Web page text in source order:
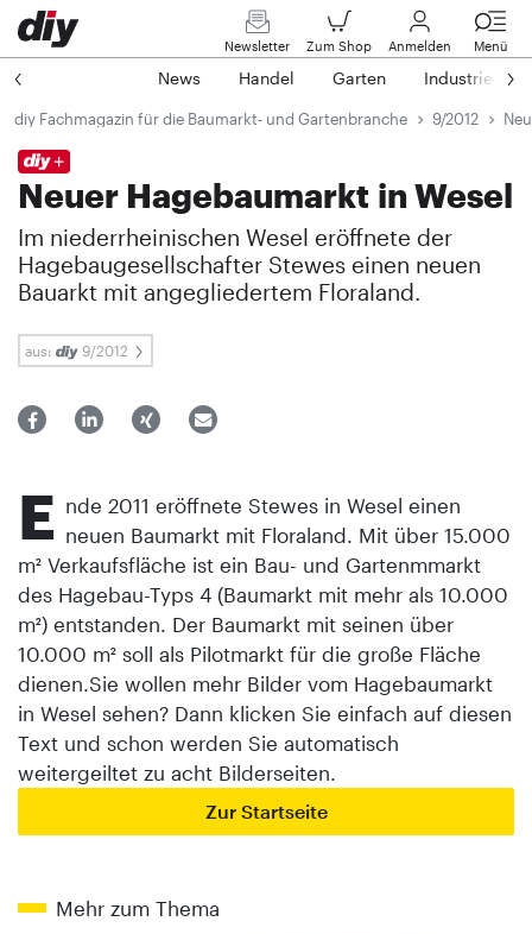
Newsletter Zum Shop Anmelden Menü
News Handel Garten Industrie
diy Fachmagazin für die Baumarkt- und Gartenbranche 9/2012
Neuer Hagebaumarkt in Wesel
Im niederrheinischen Wesel eröffnete der
Hagebaugesellschafter Stewes einen neuen
Bauarkt mit angegliedertem Floraland.
aus: 9/2012
E nde 2011 eröffnete Stewes in Wesel einen
neuen Baumarkt mit Floraland. Mit über 15.000
m² Verkaufsfläche ist ein Bau- und Gartenmmarkt
des Hagebau-Typs 4 (Baumarkt mit mehr als 10.000
m²) entstanden. Der Baumarkt mit seinen über
10.000 m² soll als Pilotmarkt für die große Fläche
dienen.Sie wollen mehr Bilder vom Hagebaumarkt
in Wesel sehen? Dann klicken Sie einfach auf diesen
Text und schon werden Sie automatisch
weitergeiltet zu acht Bilderseiten.
Zur Startseite
Mehr zum Thema